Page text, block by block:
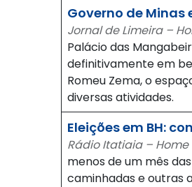
Governo de
Jornal de Limeira –
Palácio das
definitivamente em
Romeu Zema, o
diversas atividades.
Eleições em BH:
Rádio Itatiaia –
menos de um mês
caminhadas e outras